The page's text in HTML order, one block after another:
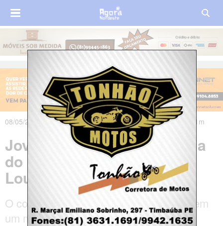
08/05/2024 às 20h45m - Atualizado em 09/05/2024 às 08h01m
Jovem é assassinado no dia
do aniversário em São
Lourenço da Mata
O corpo de Renan Lima foi encontrado em
um matagal ao lado de uma moto